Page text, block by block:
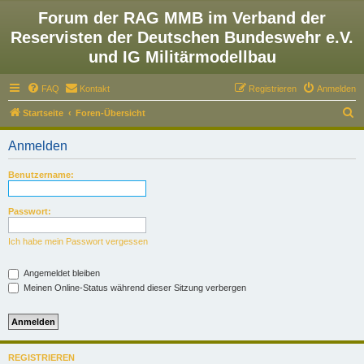
Forum der RAG MMB im Verband der
Reservisten der Deutschen Bundeswehr e.V.
und IG Militärmodellbau
FAQ Kontakt Anmelden
Registrieren
Startseite Foren-Übersicht
u
Anmelden
Benutzername:
Passwort:
Ich habe mein Passwort vergessen
Angemeldet bleiben
Meinen Online-Status während dieser Sitzung verbergen
REGISTRIEREN